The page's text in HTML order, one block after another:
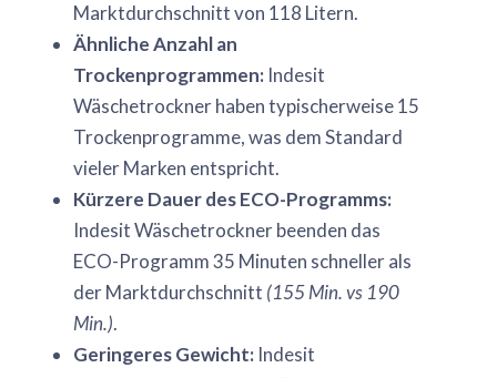
Marktdurchschnitt von 118 Litern.
Ähnliche Anzahl an
Trockenprogrammen: Indesit
Wäschetrockner haben typischerweise 15
Trockenprogramme, was dem Standard
vieler Marken entspricht.
Kürzere Dauer des ECO-Programms:
Indesit Wäschetrockner beenden das
ECO-Programm 35 Minuten schneller als
der Marktdurchschnitt (155 Min. vs 190
Min.).
Geringeres Gewicht: Indesit